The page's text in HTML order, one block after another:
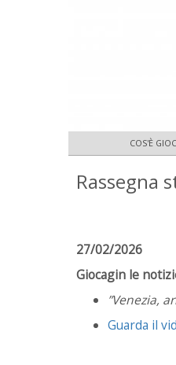
COS'È
Rassegna
27/02/2026
Giocagin le
”Venezia,
Guarda il